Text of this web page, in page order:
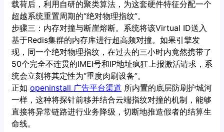
载荷后，利用自研的聚类算法，为这套硬件特征分配一个
超越系统重置周期的“绝对物理指纹”。
步骤三：内存对撞与断崖熔断。系统将该Virtual ID送入
基于Redis集群的内存库进行超高频对撞。如果引擎发
现，同一个绝对物理指纹，在过去的三小时内竟然携带了
50个完全不连贯的IMEI号和IP地址疯狂上报激活请求，系
统会立刻将其定性为“重度肉刷设备”。
正如 openinstall 广告平台渠道 所内置的底层防刷护城河
一样，这种将探针前移并结合云端指纹对撞的机制，能够
直接将异常链路进行业务降级，切断地推造假者的结算生
命线。